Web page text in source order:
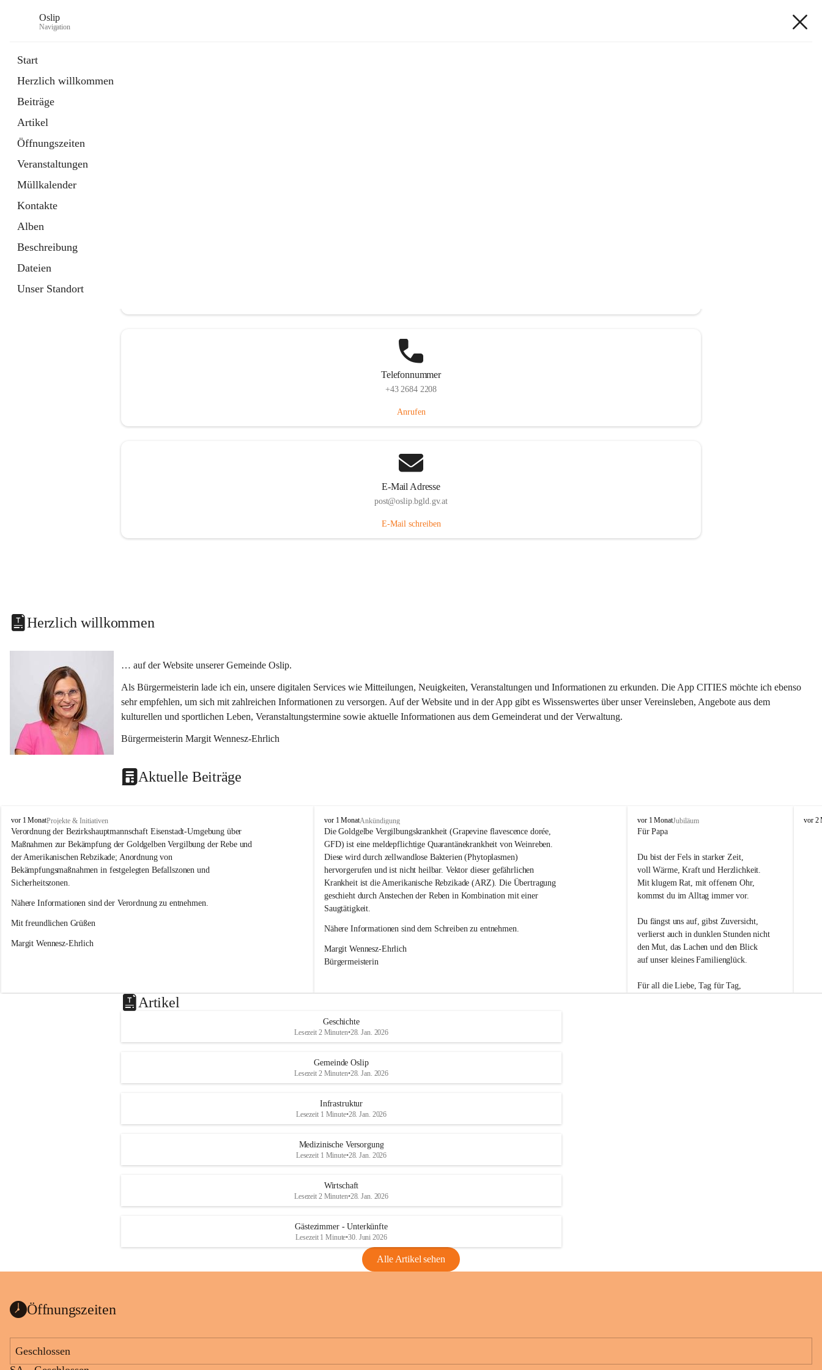
Oslip
Navigation
Start
Herzlich willkommen
Beiträge
Artikel
Öffnungszeiten
Veranstaltungen
Müllkalender
Kontakte
Alben
Beschreibung
Dateien
Unser Standort
Telefonnummer
+43 2684 2208
Anrufen
E-Mail Adresse
post@oslip.bgld.gv.at
E-Mail schreiben
Herzlich willkommen
… auf der Website unserer Gemeinde Oslip.
Als Bürgermeisterin lade ich ein, unsere digitalen Services wie Mitteilungen, Neuigkeiten, Veranstaltungen und Informationen zu erkunden. Die App CITIES möchte ich ebenso
sehr empfehlen, um sich mit zahlreichen Informationen zu versorgen. Auf der Website und in der App gibt es Wissenswertes über unser Vereinsleben, Angebote aus dem
kulturellen und sportlichen Leben, Veranstaltungstermine sowie aktuelle Informationen aus dem Gemeinderat und der Verwaltung.
Bürgermeisterin Margit Wennesz-Ehrlich
Aktuelle Beiträge
O
s
l
i
p
vor 1 MonatProjekte & Initiativen
Verordnung der Bezirkshauptmannschaft Eisenstadt-Umgebung über
Maßnahmen zur Bekämpfung der Goldgelben Vergilbung der Rebe und
der Amerikanischen Rebzikade; Anordnung von
Bekämpfungsmaßnahmen in festgelegten Befallszonen und
Sicherheitszonen.
Nähere Informationen sind der Verordnung zu entnehmen.
Mit freundlichen Grüßen
Margit Wennesz-Ehrlich
O
s
l
i
p
vor 1 MonatAnkündigung
Die Goldgelbe Vergilbungskrankheit (Grapevine flavescence dorée,
GFD) ist eine meldepflichtige Quarantänekrankheit von Weinreben.
Diese wird durch zellwandlose Bakterien (Phytoplasmen)
hervorgerufen und ist nicht heilbar. Vektor dieser gefährlichen
Krankheit ist die Amerikanische Rebzikade (ARZ). Die Übertragung
geschieht durch Anstechen der Reben in Kombination mit einer
Saugtätigkeit.
Nähere Informationen sind dem Schreiben zu entnehmen.
Margit Wennesz-Ehrlich
Bürgermeisterin
O
s
i
vor 1 MonatJubiläum
Für Papa
Du bist der Fels in starker Zeit,
voll Wärme, Kraft und Herzlichkeit.
Mit klugem Rat, mit offenem Ohr,
kommst du im Alltag immer vor.
Du fängst uns auf, gibst Zuversicht,
verlierst auch in dunklen Stunden nicht
den Mut, das Lachen und den Blick
auf unser kleines Familienglück.
Für all die Liebe, Tag für Tag,
O
vor 2
Artikel
Geschichte
Lesezeit 2 Minuten•28. Jan. 2026
Gemeinde Oslip
Lesezeit 2 Minuten•28. Jan. 2026
Infrastruktur
Lesezeit 1 Minute•28. Jan. 2026
Medizinische Versorgung
Lesezeit 1 Minute•28. Jan. 2026
Wirtschaft
Lesezeit 2 Minuten•28. Jan. 2026
Gästezimmer - Unterkünfte
Lesezeit 1 Minute•30. Juni 2026
Alle Artikel sehen
Öffnungszeiten
Geschlossen